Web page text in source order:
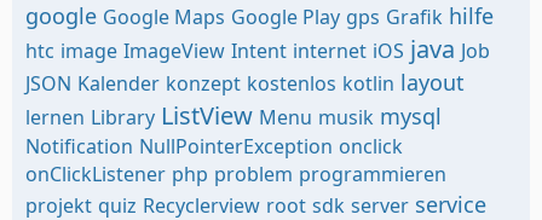
google Google Maps Google Play gps Grafik hilfe
htc image ImageView Intent internet iOS java Job
JSON Kalender konzept kostenlos kotlin layout
lernen Library ListView Menu musik mysql
Notification NullPointerException onclick
onClickListener php problem programmieren
projekt quiz Recyclerview root sdk server service